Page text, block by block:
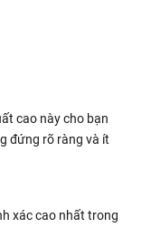
cao này cho bạn
đứng rõ ràng và ít
xác cao nhất trong